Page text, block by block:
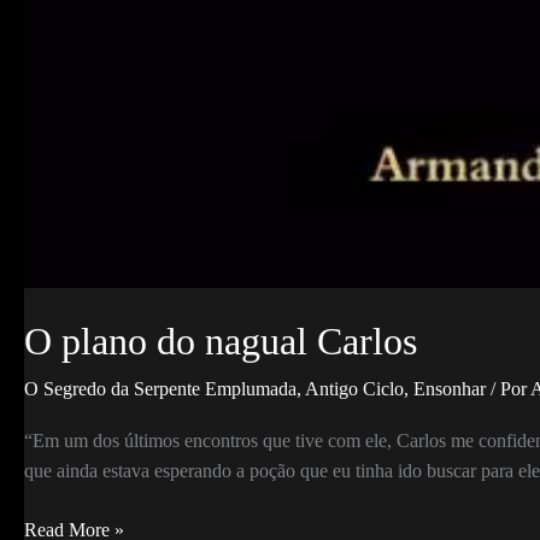
O plano do nagual Carlos
O Segredo da Serpente Emplumada, Antigo Ciclo, Ensonhar/ Por
“Em um dos últimos encontros que tive com ele, Carlos me
que ainda estava esperando a poção que eu tinha ido buscar para
O
Read More »